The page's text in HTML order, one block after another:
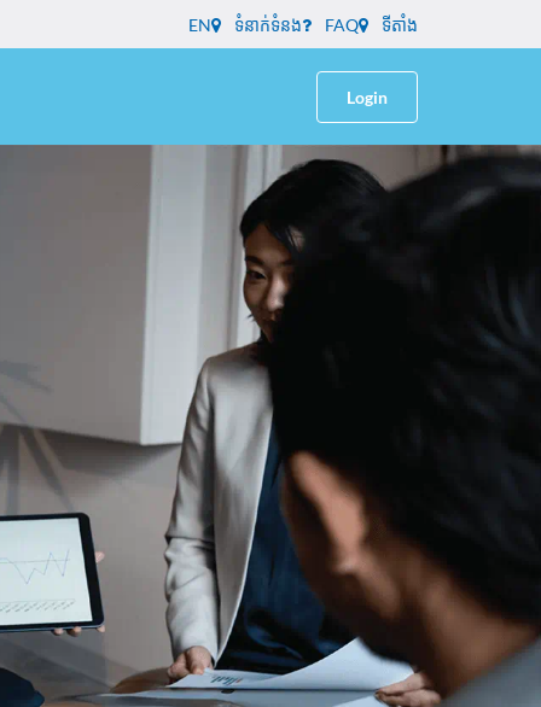
EN ទំនាក់ទំនង FAQ ទីតាំង
Login